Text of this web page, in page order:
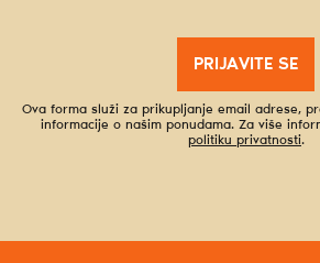
PRIJAVITE SE
Ova forma služi za prikupljanje email adrese,
informacije o našim ponudama. Za više
politiku privatnosti.